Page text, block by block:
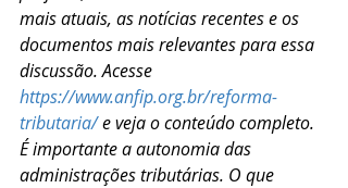
mais atuais, as notícias recentes e os
documentos mais relevantes para essa
discussão. Acesse
https://www.anfip.org.br/reforma-
tributaria/ e veja o conteúdo completo.
É importante a autonomia das
administrações tributárias. O que